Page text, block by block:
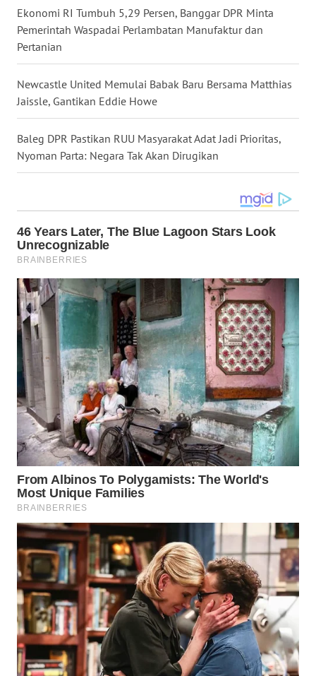
Ekonomi RI Tumbuh 5,29 Persen, Banggar DPR Minta
Pemerintah Waspadai Perlambatan Manufaktur dan
Pertanian
Newcastle United Memulai Babak Baru Bersama Matthias
Jaissle, Gantikan Eddie Howe
Baleg DPR Pastikan RUU Masyarakat Adat Jadi Prioritas,
Nyoman Parta: Negara Tak Akan Dirugikan
WN
KALTARA
WN
KALSEL
WN
KALTIM
WN
GORONTALO
WN
SULUT
WN
MALUKU
WN
MALUT
WN
DAIRI
WN
DANAU
TOBA
WN
NIAS
WN
LANGKAT
WN